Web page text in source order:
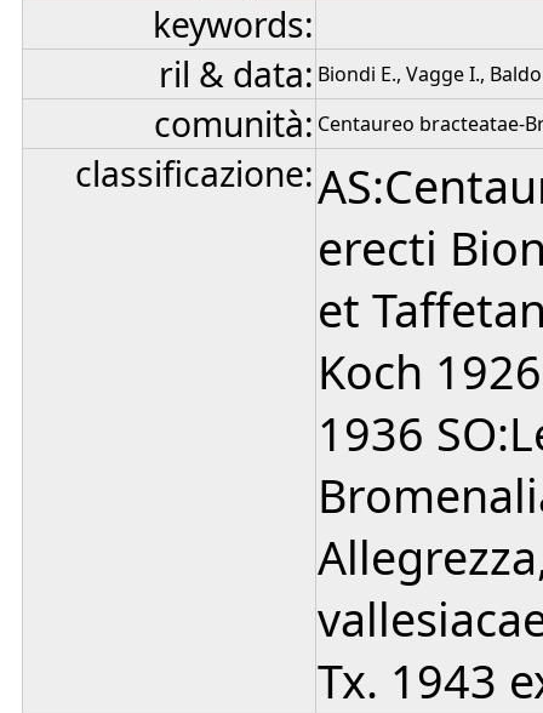
keywords:
ril & data: Biondi E., Vagge I.,
comunità: Centaureo bracteatae-
classificazione:
erecti
et
Koch
1936
Tx. 1943